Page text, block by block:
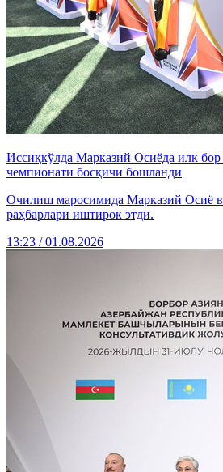
Иссиқкўлда Марказий Осиёда илк
чемпионати босқичи бошланди
Очилиш маросимида Марказий Осиё
раҳбарлари иштирок этди.
13:23 / 01.08.2026